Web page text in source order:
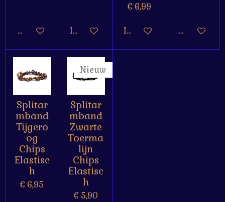
Houd mij op de hoogte
In winkelwagen
€ 6,99
In winkelwagenHoud mij
Splitar
mband
Tijgero
og
Chips
Elastisc
h
€ 6,95
Nieuw
Splitar
mband
Zwarte
Toerma
lijn
Chips
Elastisc
h
€ 5,90